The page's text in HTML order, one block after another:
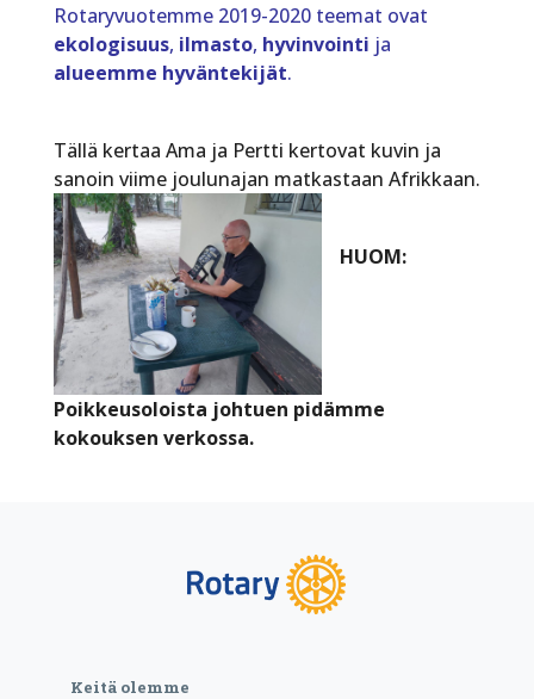
Rotaryvuotemme 2019-2020 teemat ovat
ekologisuus, ilmasto, hyvinvointi ja
alueemme hyväntekijät.
Tällä kertaa Ama ja Pertti kertovat kuvin ja
sanoin viime joulunajan matkastaan Afrikkaan.
HUOM:
Poikkeusoloista johtuen pidämme
kokouksen verkossa.
Keitä olemme